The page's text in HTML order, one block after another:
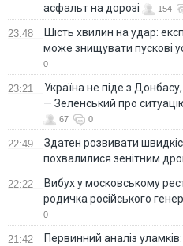
асфальт на дорозі
154
23:48
Шість хвилин на удар:
може знищувати пускові
0
23:21
Україна не піде з
— Зеленський про
67 0
22:49
Здатен розвивати
похвалилися зенітним
22:22
Вибух у московському
родичка російського
0
21:42
Первинний аналіз